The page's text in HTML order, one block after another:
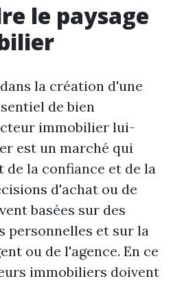
le paysage
la création d'une
de bien
immobilier lui-
est un marché qui
de la confiance et de la
d'achat ou de
basées sur des
personnelles et sur la
ou de l'agence. En ce
immobiliers doivent